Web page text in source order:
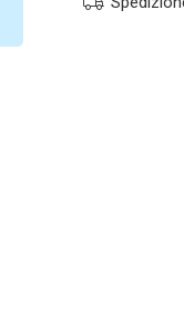
quantità